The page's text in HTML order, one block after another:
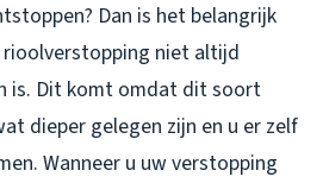
Dan is het belangrijk
niet altijd
is. Dit komt omdat dit soort
dieper gelegen zijn en u er zelf
Wanneer u uw verstopping